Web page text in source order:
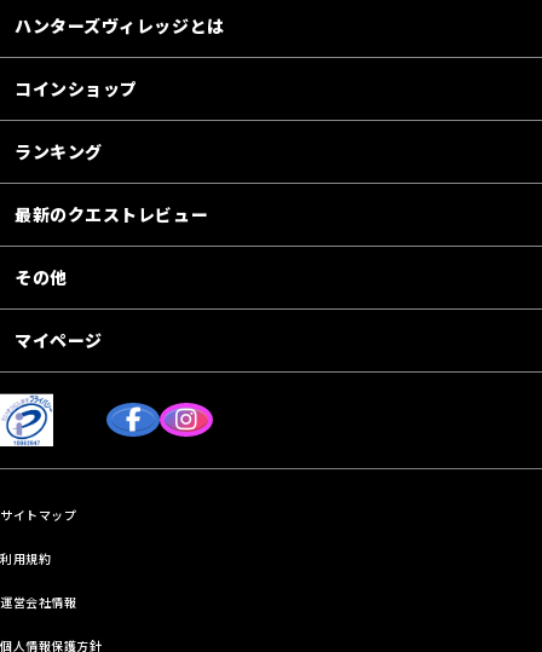
ハンターズヴィレッジとは
コインショップ
ランキング
最新のクエストレビュー
その他
マイページ
サイトマップ
利用規約
運営会社情報
個人情報保護方針